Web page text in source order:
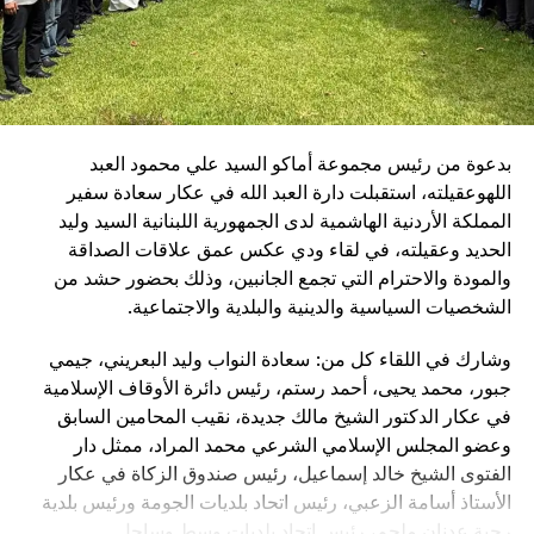
وتخللت الأمسية فقرات فنية وشعرية قدّمها الشاعر مازن غنام،
وسط أجواء مميزة عكست روح التضامن والتكافل، وأكدت أهمية
دعم المؤسسات الإنسانية التي تؤدي رسالة وطنية نبيلة وفي
مقدمتها الصليب الأحمر اللبناني.
بدعوة من رئيس مجموعة أماكو السيد علي محمود العبد
اللهوعقيلته، استقبلت دارة العبد الله في عكار سعادة سفير
المملكة الأردنية الهاشمية لدى الجمهورية اللبنانية السيد وليد
الحديد وعقيلته، في لقاء ودي عكس عمق علاقات الصداقة
والمودة والاحترام التي تجمع الجانبين، وذلك بحضور حشد من
الشخصيات السياسية والدينية والبلدية والاجتماعية.
وشارك في اللقاء كل من: سعادة النواب وليد البعريني، جيمي
جبور، محمد يحيى، أحمد رستم، رئيس دائرة الأوقاف الإسلامية
في عكار الدكتور الشيخ مالك جديدة، نقيب المحامين السابق
وعضو المجلس الإسلامي الشرعي محمد المراد، ممثل دار
الفتوى الشيخ خالد إسماعيل، رئيس صندوق الزكاة في عكار
الأستاذ أسامة الزعبي، رئيس اتحاد بلديات الجومة ورئيس بلدية